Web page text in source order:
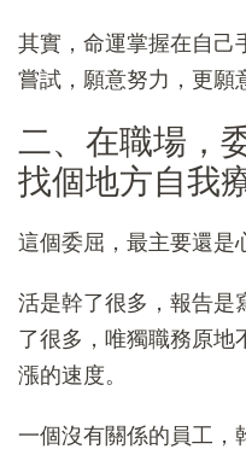
其實，命運掌握在自己
嘗試，願意努力，更願
二、在職場，
找個地方自我
這個委屈，最主要還是
活是幹了很多，報告是
了很多，唯獨職務原地
漲的速度。
一個沒有關係的員工，